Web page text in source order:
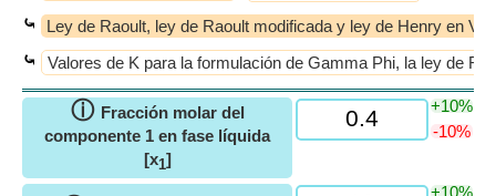
⤿ Ley de Raoult, ley de Raoult modificada y ley de Henry en
⤿ Valores de K para la formulación de Gamma Phi, la ley de
ⓘ Fracción molar del
componente 1 en fase líquida
[x1]
+10%
-10%
+10%